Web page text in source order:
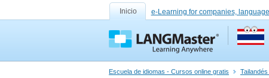
Inicio e-Learning for companies,
Escuela de idiomas - Cursos online gratis